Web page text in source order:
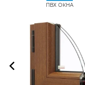
ПВХ ОКНА